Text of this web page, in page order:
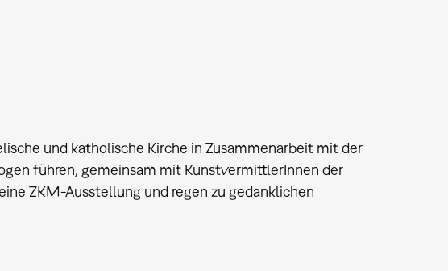
und katholische Kirche in Zusammenarbeit mit der
führen, gemeinsam mit KunstvermittlerInnen der
ZKM-Ausstellung und regen zu gedanklichen